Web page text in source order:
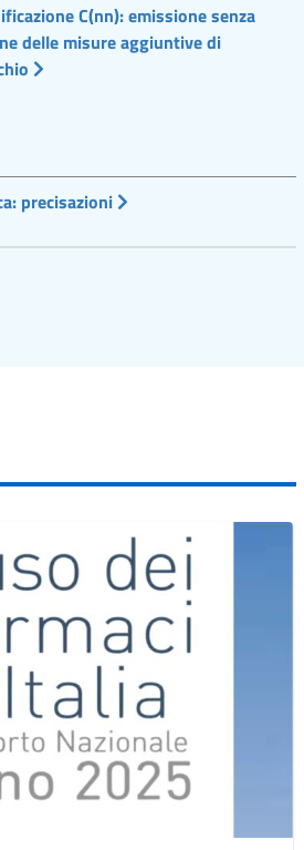
C(nn): emissione senza
delle misure aggiuntive di
precisazioni